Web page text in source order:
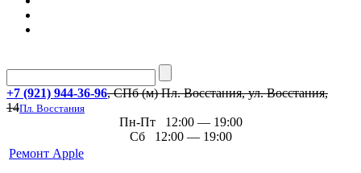
+7 (921) 944-36-96, СПб (м) Пл. Восстания, ул. Восстания,
14Пл. Восстания
Пн-Пт 12:00 — 19:00
Сб 12:00 — 19:00
Ремонт Apple